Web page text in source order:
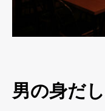
男の身だ